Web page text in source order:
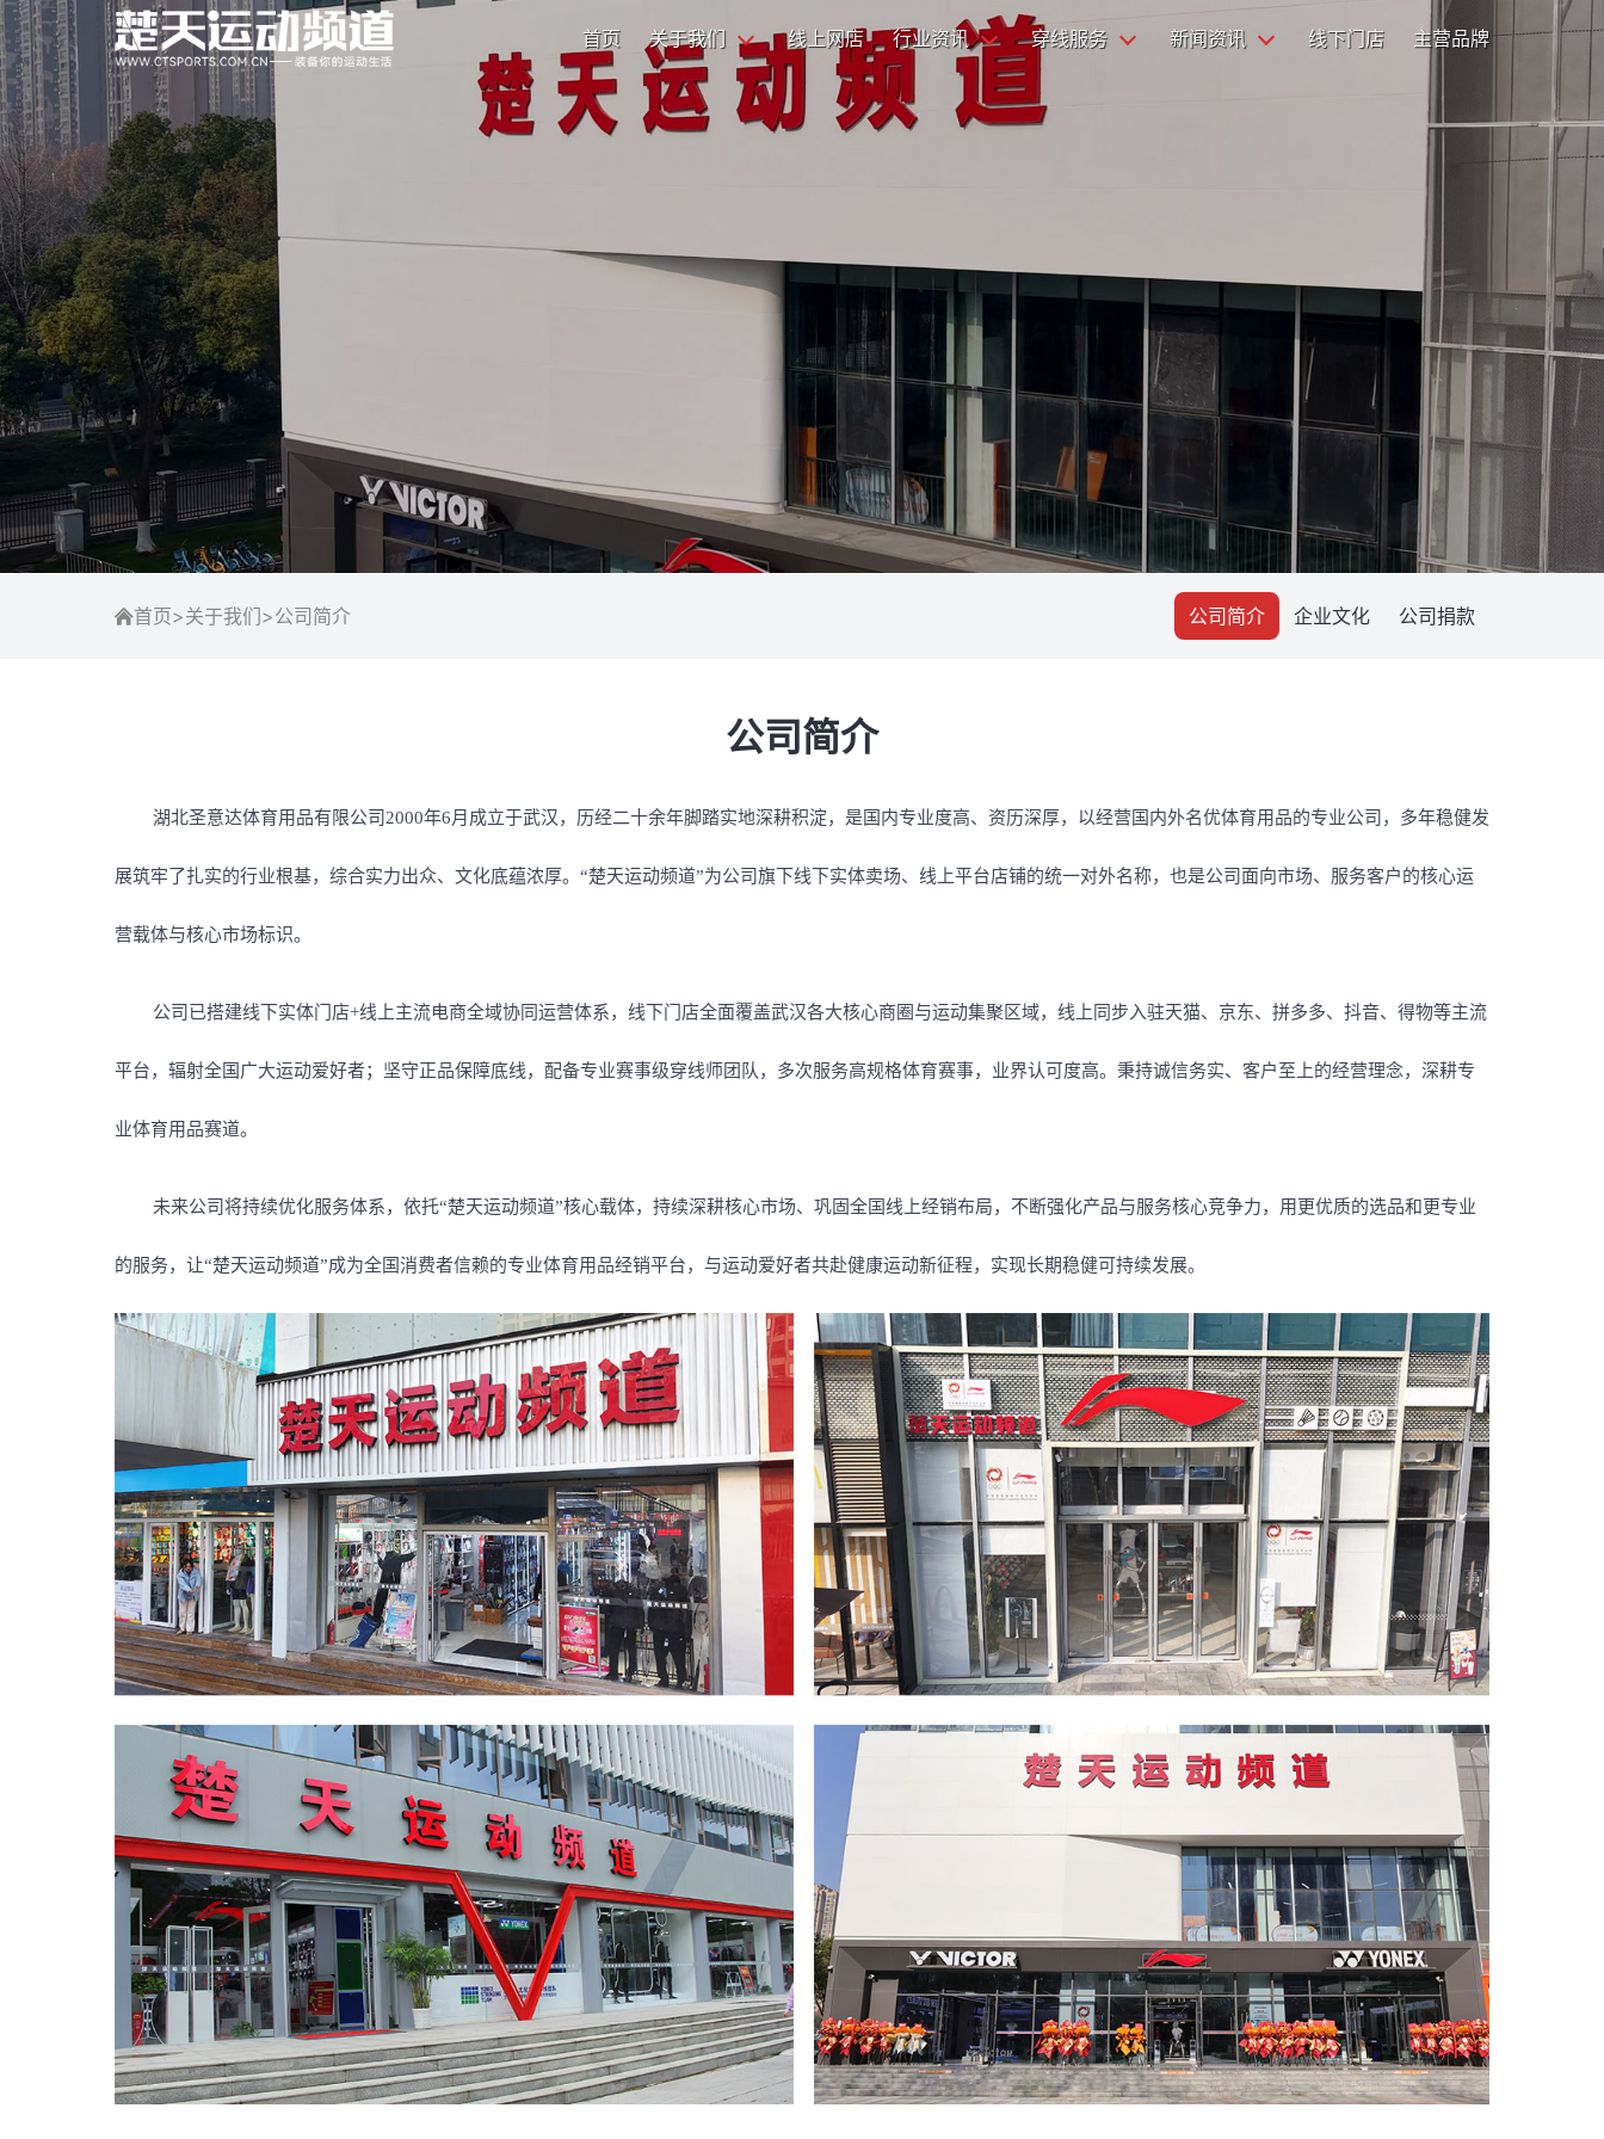
首页 关于我们 线上网店 行业资讯 穿线服务 新闻资讯 线下门店 主营品牌
首页>关于我们>公司简介 公司简介 企业文化 公司捐款
公司简介
湖北圣意达体育用品有限公司 2000年6月成立于武汉，历经二十余年脚踏实地深耕积淀，是国内专业度高、资历深厚，以经营国内外名优体育用品的专业公司，多年稳健发
展筑牢了扎实的行业根基，综合实力出众、文化底蕴浓厚。 “楚天运动频道”为公司旗下线下实体卖场、线上平台店铺的统一对外名称，也是公司面向市场、服务客户的核心运
营载体与核心市场标识。
公司已搭建线下实体门店+线上主流电商全域协同运营体系，线下门店全面覆盖武汉各大核心商圈与运动集聚区域，线上同步入驻天猫、京东、拼多多、抖音、得物等主流
平台，辐射全国广大运动爱好者；坚守正品保障底线，配备专业赛事级穿线师团队，多次服务高规格体育赛事，业界认可度高。秉持诚信务实、客户至上的经营理念，深耕专
业体育用品赛道。
未来公司将持续优化服务体系，依托“楚天运动频道”核心载体，持续深耕核心市场、巩固全国线上经销布局，不断强化产品与服务核心竞争力，用更优质的选品和更专业
的服务，让“楚天运动频道”成为全国消费者信赖的专业体育用品经销平台，与运动爱好者共赴健康运动新征程，实现长期稳健可持续发展。